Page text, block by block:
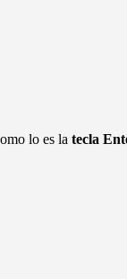
lo es la tecla